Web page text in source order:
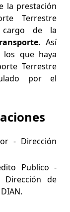
la prestación
Terrestre
de la
Así
que haya
Terrestre
por el
- Dirección
Publico -
Dirección de